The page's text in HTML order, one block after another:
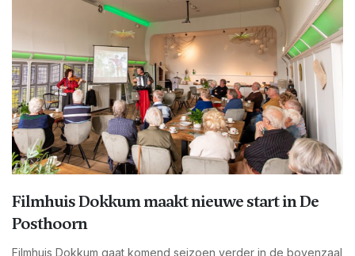
Filmhuis Dokkum maakt nieuwe start in De
Posthoorn
Filmhuis Dokkum gaat komend seizoen verder in de bovenzaal